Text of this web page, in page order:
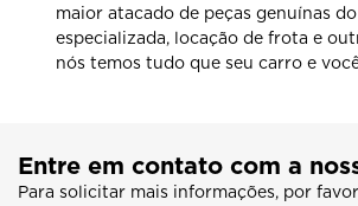
maior atacado de peças genuínas
especializada, locação de frota e
nós temos tudo que seu carro e
Entre em contato com a
Para solicitar mais informações, por